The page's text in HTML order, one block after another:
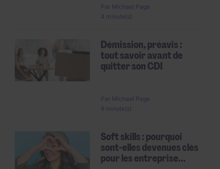
Par Michael Page
4 minute(s)
Démission, préavis :
tout savoir avant de
quitter son CDI
Par Michael Page
9 minute(s)
Soft skills : pourquoi
sont-elles devenues clés
pour les entreprise...